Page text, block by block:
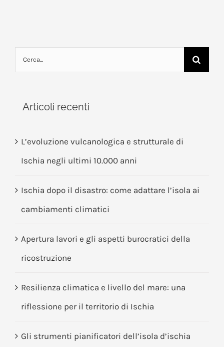
Cerca
per:
Articoli recenti
L’evoluzione vulcanologica e strutturale di
Ischia negli ultimi 10.000 anni
Ischia dopo il disastro: come adattare l’isola ai
cambiamenti climatici
Apertura lavori e gli aspetti burocratici della
ricostruzione
Resilienza climatica e livello del mare: una
riflessione per il territorio di Ischia
Gli strumenti pianificatori dell’isola d’ischia